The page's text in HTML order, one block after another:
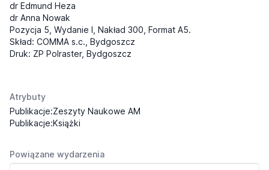
dr Edmund Heza
dr Anna Nowak
Pozycja 5, Wydanie I, Nakład 300, Format A5.
Skład: COMMA s.c., Bydgoszcz
Druk: ZP Polraster, Bydgoszcz
Atrybuty
Publikacje:Zeszyty Naukowe AM
Publikacje:Książki
Powiązane wydarzenia